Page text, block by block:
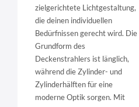
zielgerichtete Lichtgestaltung,
die deinen individuellen
Bedürfnissen gerecht wird. Die
Grundform des
Deckenstrahlers ist länglich,
während die Zylinder- und
Zylinderhälften für eine
moderne Optik sorgen. Mit